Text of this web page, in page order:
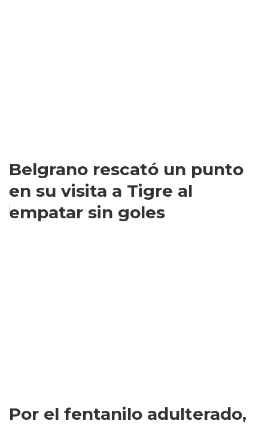
Belgrano rescató un punto
en su visita a Tigre al
empatar sin goles
Por el fentanilo adulterado,